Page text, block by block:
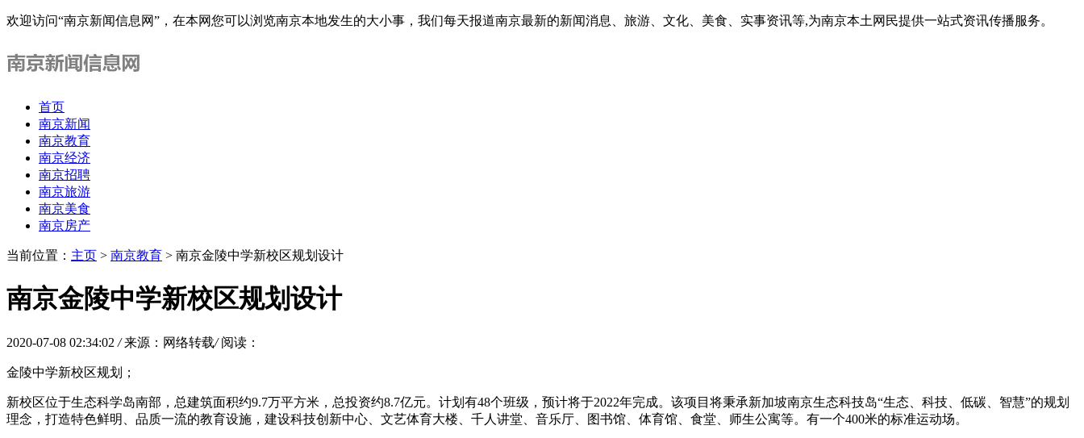
欢迎访问“南京新闻信息网”，在本网您可以浏览南京本地发生的大小事，我们每天报道南京最新的新闻消息、旅游、文化、美食、实事资讯等,为南京本土网民提供一站式资讯传播服务。
首页
南京新闻
南京教育
南京经济
南京招聘
南京旅游
南京美食
南京房产
当前位置： 主页 > 南京教育 > 南京金陵中学新校区规划设计
南京金陵中学新校区规划设计
2020-07-08 02:34:02 / 来源：网络转载/ 阅读：
金陵中学新校区规划；
新校区位于生态科学岛南部，总建筑面积约9.7万平方米，总投资约8.7亿元。计划有48个班级，预计将于2022年完成。该项目将秉承新加坡南京生态科技岛“生态、科技、低碳、智慧”的规划
理念，打造特色鲜明、品质一流的教育设施，建设科技创新中心、文艺体育大楼、千人讲堂、音乐厅、图书馆、体育馆、食堂、师生公寓等。有一个400米的标准运动场。